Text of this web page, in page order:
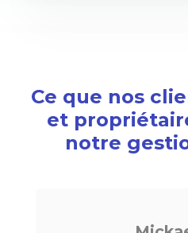
Ce que nos
et
notre